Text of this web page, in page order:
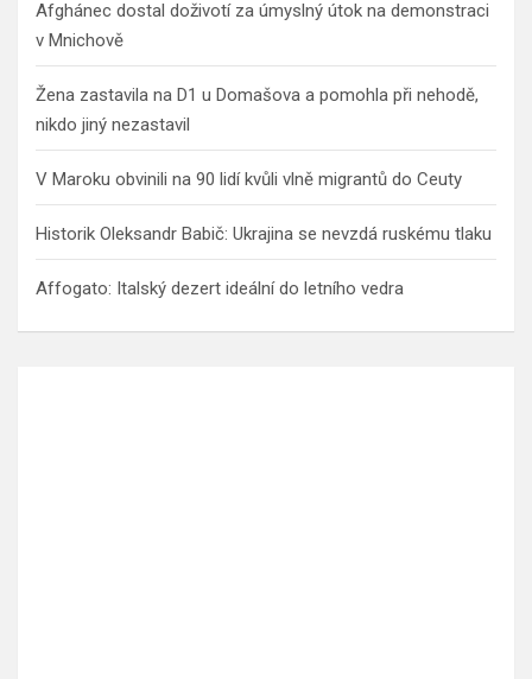
Afghánec dostal doživotí za úmyslný útok na demonstraci
v Mnichově
Žena zastavila na D1 u Domašova a pomohla při nehodě,
nikdo jiný nezastavil
V Maroku obvinili na 90 lidí kvůli vlně migrantů do Ceuty
Historik Oleksandr Babič: Ukrajina se nevzdá ruskému tlaku
Affogato: Italský dezert ideální do letního vedra